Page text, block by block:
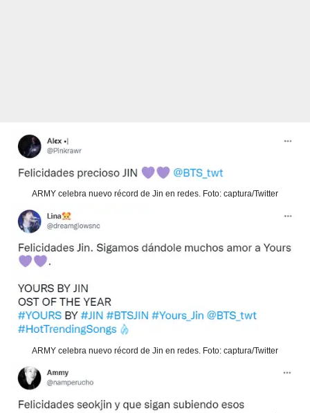
ARMY celebra nuevo récord de Jin en redes. Foto: captura/Twitter
ARMY celebra nuevo récord de Jin en redes. Foto: captura/Twitter